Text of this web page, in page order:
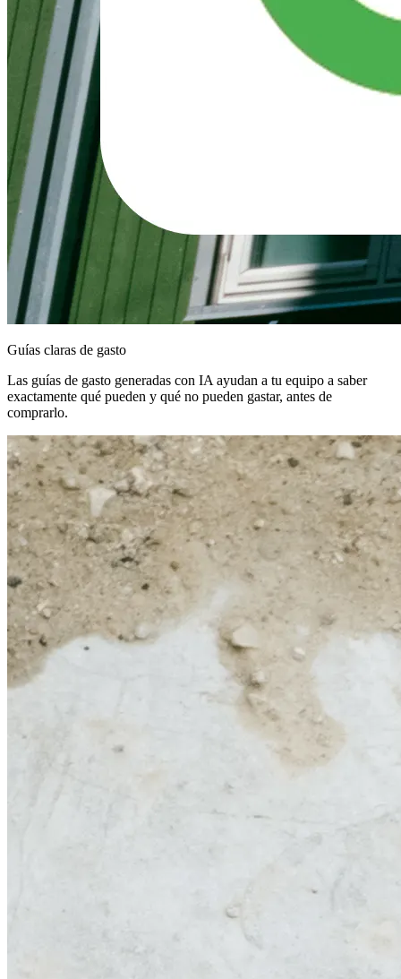
Guías claras de gasto
Las guías de gasto generadas con IA ayudan a tu equipo a saber
exactamente qué pueden y qué no pueden gastar, antes de
comprarlo.